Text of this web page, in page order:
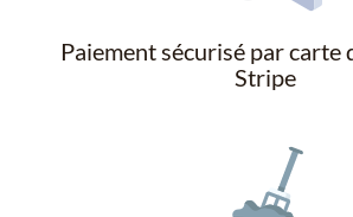
Paiement sécurisé par carte
Stripe